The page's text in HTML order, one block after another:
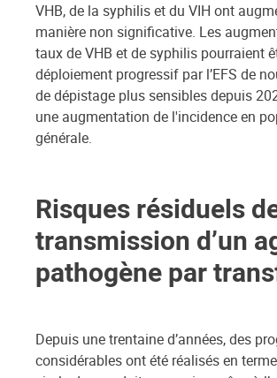
VHB, de la syphilis et du VIH ont
manière non significative. Les
taux de VHB et de syphilis pourraient
déploiement progressif par l’EFS de
de dépistage plus sensibles depuis
une augmentation de l'incidence en
générale.
Risques résiduels
transmission d’un
pathogène par
Depuis une trentaine d’années, des
considérables ont été réalisés en